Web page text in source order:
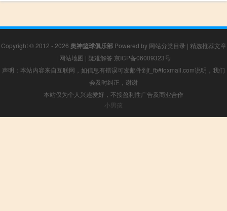
Copyright © 2012 - 2026 奥神篮球俱乐部Powered by 网站分类目录 | 精选推荐文章
| 网站地图 | 疑难解答 京ICP备06009323号
声明：本站内容来自互联网，如信息有错误可发邮件到f_fb#foxmail.com说明，我们
会及时纠正，谢谢
本站仅为个人兴趣爱好，不接盈利性广告及商业合作
小男孩